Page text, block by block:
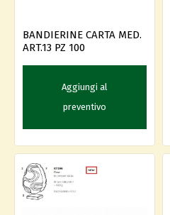
BANDIERINE CARTA MED.
ART.13 PZ 100
Aggiungi al
preventivo